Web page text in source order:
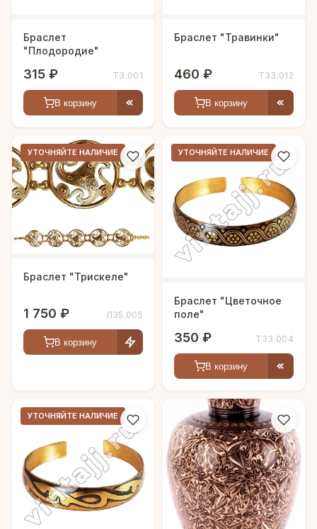
Браслет
"Плодородие"
315 ₽ Т3.001
В корзину
Браслет "Травинки"
460 ₽ Т33.012
В корзину
УТОЧНЯЙТЕ НАЛИЧИЕ
Браслет "Трискеле"
1 750 ₽ Л35.005
В корзину
УТОЧНЯЙТЕ НАЛИЧИЕ
Браслет "Цветочное
поле"
350 ₽ Т33.004
В корзину
УТОЧНЯЙТЕ НАЛИЧИЕ